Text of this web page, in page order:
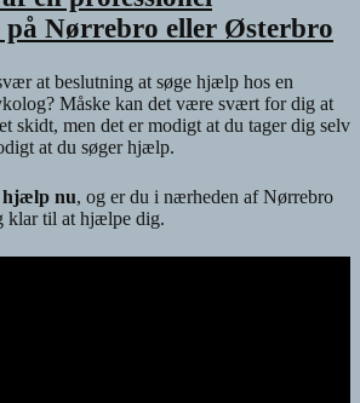
på Nørrebro eller Østerbro
at beslutning at søge hjælp hos en
Måske kan det være svært for dig at
skidt, men det er modigt at du tager dig selv
at du søger hjælp.
hjælp nu, og er du i nærheden af Nørrebro
klar til at hjælpe dig.